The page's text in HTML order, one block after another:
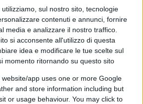
sul nostro sito, tecnologie
contenuti e annunci, fornire
media e analizzare il nostro traffico.
si acconsente all'utilizzo di questa
idea e modificare le tue scelte sul
momento ritornando su questo sito
app uses one or more Google
and store information including but
or usage behaviour. You may click to
il Movimento 5 Stelle stabile al
Polo al 5,5% (+0,2) e gli altri al
cosiddetto “campo largo”
(+0,2),superando di misura